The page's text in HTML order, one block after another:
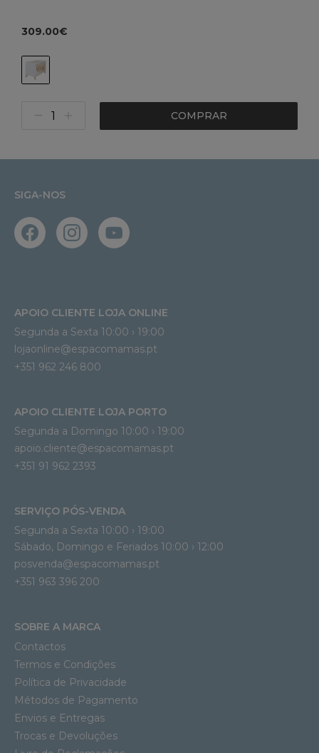
309.00€
COMPRAR
SIGA-NOS
APOIO CLIENTE LOJA ONLINE
Segunda a Sexta 10:00 › 19:00
lojaonline@espacomamas.pt
+351 962 246 800
APOIO CLIENTE LOJA PORTO
Segunda a Domingo 10:00 › 19:00
apoio.cliente@espacomamas.pt
+351 91 962 2393
SERVIÇO PÓS-VENDA
Segunda a Sexta 10:00 › 19:00
Sábado, Domingo e Feriados 10:00 › 12:00
posvenda@espacomamas.pt
+351 963 396 200
SOBRE A MARCA
Contactos
Termos e Condições
Política de Privacidade
Métodos de Pagamento
Envios e Entregas
Trocas e Devoluções